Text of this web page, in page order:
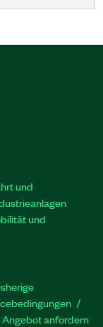
und
und
anfordern